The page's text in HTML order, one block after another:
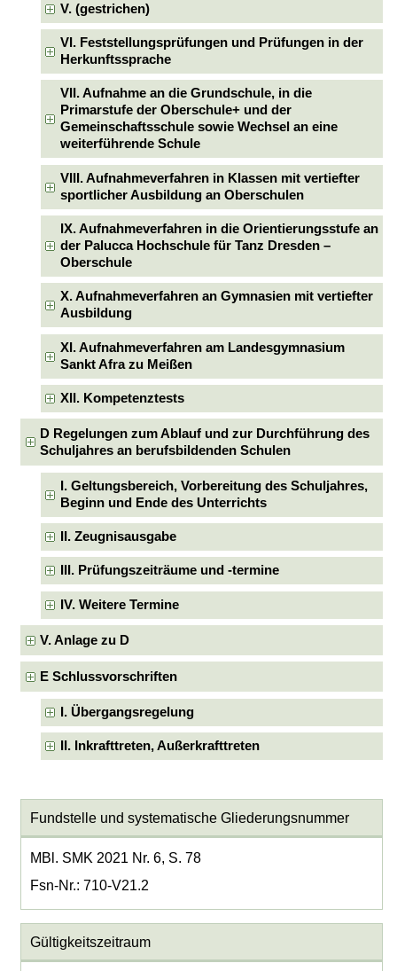
V. (gestrichen)
VI. Feststellungsprüfungen und Prüfungen in der
Herkunftssprache
VII. Aufnahme an die Grundschule, in die
Primarstufe der Oberschule+ und der
Gemeinschaftsschule sowie Wechsel an eine
weiterführende Schule
VIII. Aufnahmeverfahren in Klassen mit vertiefter
sportlicher Ausbildung an Oberschulen
IX. Aufnahmeverfahren in die Orientierungsstufe an
der Palucca Hochschule für Tanz Dresden –
Oberschule
X. Aufnahmeverfahren an Gymnasien mit vertiefter
Ausbildung
XI. Aufnahmeverfahren am Landesgymnasium
Sankt Afra zu Meißen
XII. Kompetenztests
D Regelungen zum Ablauf und zur Durchführung des
Schuljahres an berufsbildenden Schulen
I. Geltungsbereich, Vorbereitung des Schuljahres,
Beginn und Ende des Unterrichts
II. Zeugnisausgabe
III. Prüfungszeiträume und -termine
IV. Weitere Termine
V. Anlage zu D
E Schlussvorschriften
I. Übergangsregelung
II. Inkrafttreten, Außerkrafttreten
Fundstelle und systematische Gliederungsnummer
MBl. SMK 2021 Nr. 6, S. 78
Fsn-Nr.: 710-V21.2
Gültigkeitszeitraum